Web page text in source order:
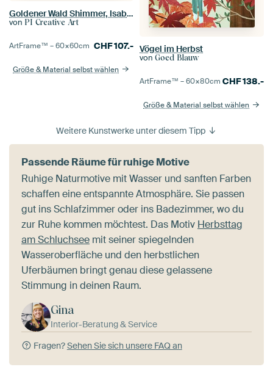
Goldener Wald Shimmer, Isabelle Z
von PI Creative Art
ArtFrame™ –60×60cm CHF107.-
Größe & Material selbst wählen
Vögel im Herbst
von Goed Blauw
ArtFrame™ –60×80cm CHF138.-
Größe & Material selbst wählen
Weitere Kunstwerke unter diesem Tipp
Passende Räume für ruhige Motive
Ruhige Naturmotive mit Wasser und sanften Farben
schaffen eine entspannte Atmosphäre. Sie passen
gut ins Schlafzimmer oder ins Badezimmer, wo du
zur Ruhe kommen möchtest. Das Motiv Herbsttag
am Schluchsee mit seiner spiegelnden
Wasseroberfläche und den herbstlichen
Uferbäumen bringt genau diese gelassene
Stimmung in deinen Raum.
Gina
Interior-Beratung & Service
Fragen?Sehen Sie sich unsere FAQ an